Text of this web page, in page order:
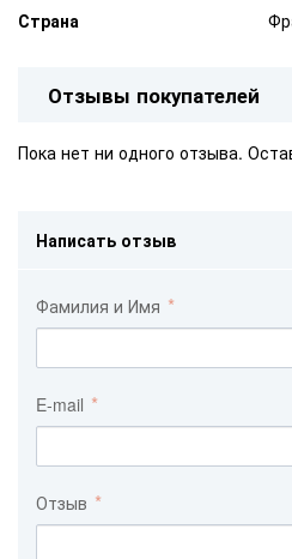
Страна
Отзывы покупателей
Пока нет ни одного отзыва.
Написать отзыв
Фамилия и Имя
E-mail
Отзыв